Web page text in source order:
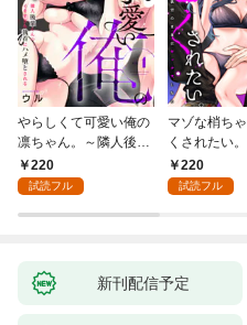
やらしくて可愛い俺の
凛ちゃん。～隣人後輩
くんのイキすぎた執着
にハメ堕とされる～(1)
220
試読フル
マゾな梢ち
くされたい。
ッチした後輩
ままにセック
220
試読フル
新刊配信予定